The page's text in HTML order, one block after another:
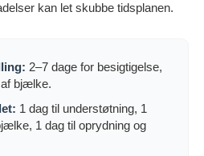
kan let skubbe tidsplanen.
2–7 dage for besigtigelse,
af bjælke.
1 dag til understøtning, 1
1 dag til oprydning og